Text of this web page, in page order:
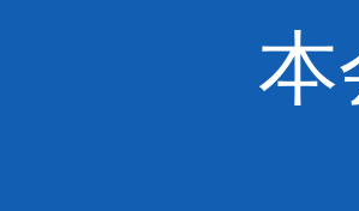
本